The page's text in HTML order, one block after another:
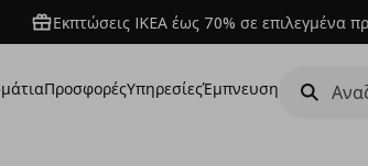
Εκπτώσεις IKEA έως 70% σε επιλεγμένα
ΠροσφορέςΥπηρεσίεςΈμπνευση